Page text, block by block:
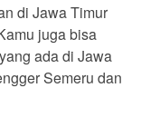
di Jawa Timur
juga bisa
ada di Jawa
Semeru dan